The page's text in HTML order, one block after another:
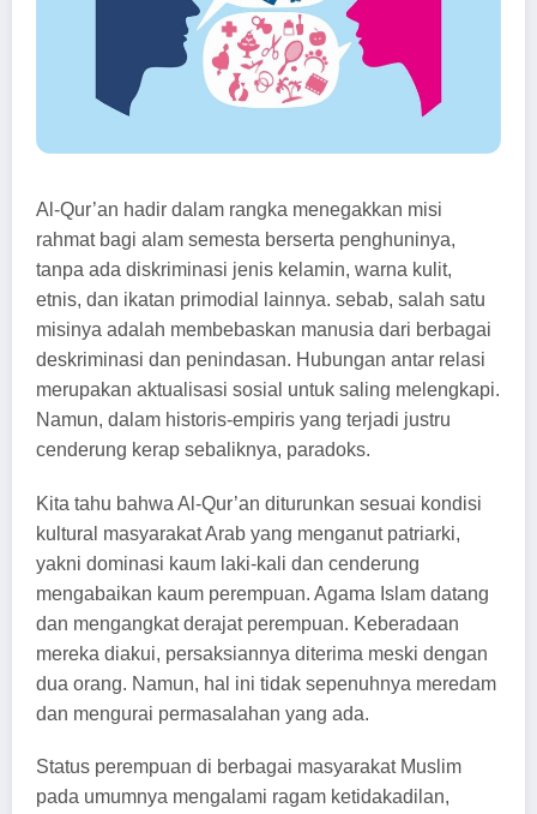
Al-Qur’an hadir dalam rangka menegakkan misi
rahmat bagi alam semesta berserta penghuninya,
tanpa ada diskriminasi jenis kelamin, warna kulit,
etnis, dan ikatan primodial lainnya. sebab, salah satu
misinya adalah membebaskan manusia dari berbagai
deskriminasi dan penindasan. Hubungan antar relasi
merupakan aktualisasi sosial untuk saling melengkapi.
Namun, dalam historis-empiris yang terjadi justru
cenderung kerap sebaliknya, paradoks.
Kita tahu bahwa Al-Qur’an diturunkan sesuai kondisi
kultural masyarakat Arab yang menganut patriarki,
yakni dominasi kaum laki-kali dan cenderung
mengabaikan kaum perempuan. Agama Islam datang
dan mengangkat derajat perempuan. Keberadaan
mereka diakui, persaksiannya diterima meski dengan
dua orang. Namun, hal ini tidak sepenuhnya meredam
dan mengurai permasalahan yang ada.
Status perempuan di berbagai masyarakat Muslim
pada umumnya mengalami ragam ketidakadilan,